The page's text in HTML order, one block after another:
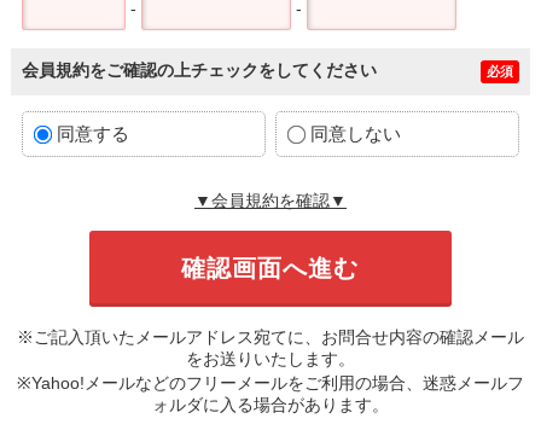
- -
会員規約をご確認の上チェックをしてください 必須
同意する 同意しない
▼会員規約を確認▼
※ご記入頂いたメールアドレス宛てに、お問合せ内容の確認メール
をお送りいたします。
※Yahoo!メールなどのフリーメールをご利用の場合、迷惑メールフ
ォルダに入る場合があります。